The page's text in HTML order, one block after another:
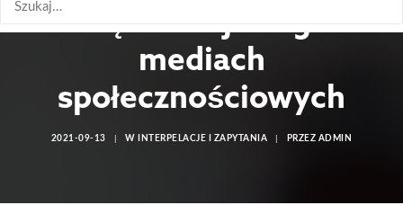
i Urzędu Miejskiego w
mediach
społecznościowych
2021-09-13 | WINTERPELACJE I ZAPYTANIA | PRZEZ ADMIN